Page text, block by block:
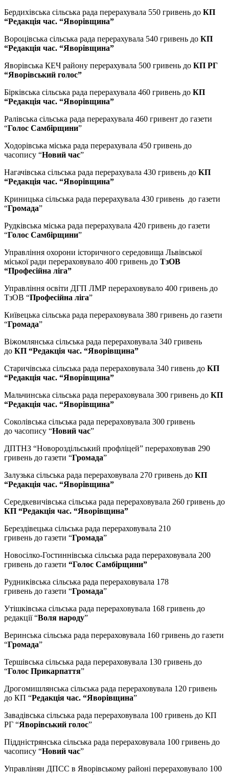
Бердихівська сільська рада перерахувала 550 гривень до КП
“Редакція час. “Яворівщина”
Вороцівська сільська рада перерахувала 540 гривень до КП
“Редакція час. “Яворівщина”
Яворівська КЕЧ району перерахувала 500 гривень до КП РГ
“Яворівський голос”
Бірківська сільська рада перерахувала 460 гривень до КП
“Редакція час. “Яворівщина”
Ралівська сільська рада перерахувала 460 гривент до газети
“Голос Самбірщини”
Ходорівська міська рада перерахувала 450 гривень до
часопису “Новий час”
Нагачівська сільська рада перерахувала 430 гривень до КП
“Редакція час. “Яворівщина”
Криницька сільська рада перерахувала 430 гривень до газети
“Громада”
Рудківська міська рада перерахувала 420 гривень до газети
“Голос Самбірщини”
Управління охорони історичного середовища Львівської
міської ради перераховувало 400 гривень до ТзОВ
“Професійна ліга”
Управління освіти ДГП ЛМР перераховувало 400 гривень до
ТзОВ “Професійна ліга”
Київецька сільська рада перераховувала 380 гривень до газети
“Громада”
Віжомлянська сільська рада перераховувала 340 гривень
до КП “Редакція час. “Яворівщина”
Старичівська сільська рада перераховувала 340 гивень до КП
“Редакція час. “Яворівщина”
Мальчинська сільська рада перераховувала 300 гривень до КП
“Редакція час. “Яворівщина”
Соколівська сільська рада перераховувала 300 гривень
до часопису “Новий час”
ДПТНЗ “Новороздільський профліцей” перераховував 290
гривень до газети “Громада”
Залузька сільська рада перераховувала 270 гривень до КП
“Редакція час. “Яворівщина”
Середкевичівська сільська рада перераховувала 260 гривень до
КП “Редакція час. “Яворівщина”
Берездівецька сільська рада перераховувала 210
гривень до газети “Громада”
Новосілко-Гостиннівська сільська рада перераховувала 200
гривень до газети “Голос Самбірщини”
Рудниківська сільська рада перераховувала 178
гривень до газети “Громада”
Утішківська сільська рада перераховувала 168 гривень до
редакції “Воля народу”
Веринська сільська рада перераховувала 160 гривень до газети
“Громада”
Тершівська сільська рада перераховувала 130 гривень до
“Голос Прикарпаття”
Дрогомишлянська сільська рада перераховувала 120 гривень
до КП “Редакція час. “Яворівщина”
Завадівська сільська рада перераховувала 100 гривень до КП
РГ “Яворівський голос”
Піддністрянська сільська рада перераховувала 100 гривень до
часопису “Новий час”
Управлінян ДПСС в Яворівському районі перераховувало 100